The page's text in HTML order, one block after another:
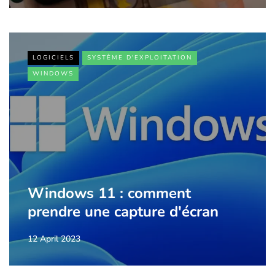
LOGICIELS
SYSTÈME D'EXPLOITATION
WINDOWS
Windows 11 : comment
prendre une capture d'écran
12 April 2023